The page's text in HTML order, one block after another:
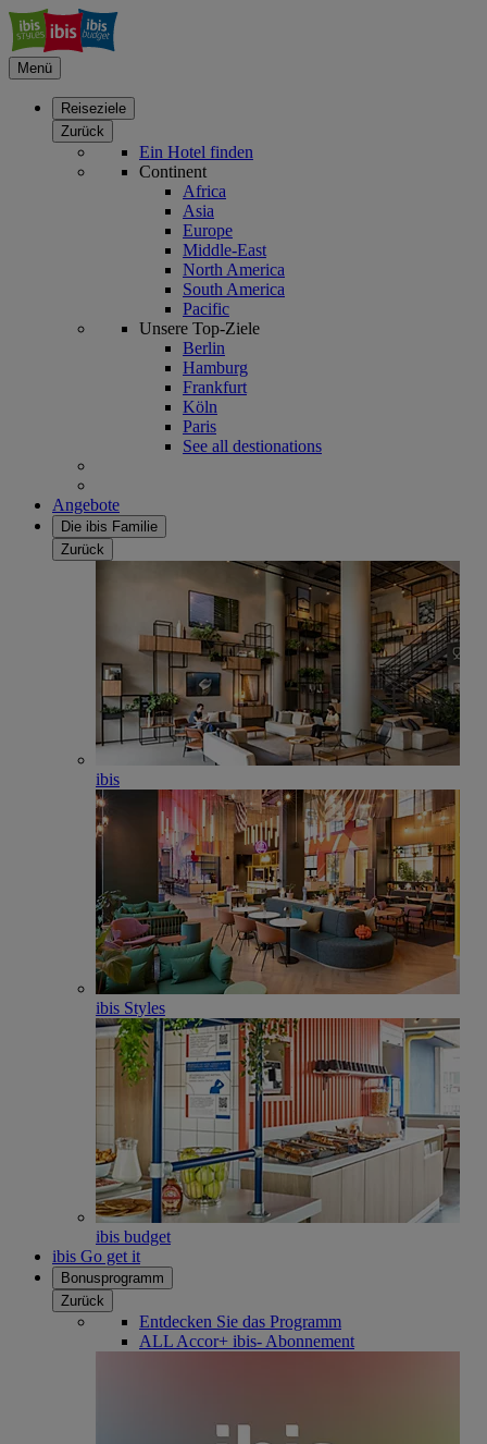
Menü
Reiseziele
Zurück
Ein Hotel finden
Continent
Africa
Asia
Europe
Middle-East
North America
South America
Pacific
Unsere Top-Ziele
Berlin
Hamburg
Frankfurt
Köln
Paris
See all destionations
Angebote
Die ibis Familie
Zurück
ibis
ibis Styles
ibis budget
ibis Go get it
Bonusprogramm
Zurück
Entdecken Sie das Programm
ALL Accor+ ibis- Abonnement